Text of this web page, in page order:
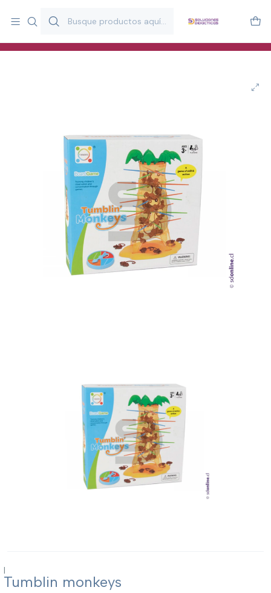
y estimulación infantil en Chile.
Especialistas en recursos educativos para aulas, terapeutas y
|
Tumblin monkeys